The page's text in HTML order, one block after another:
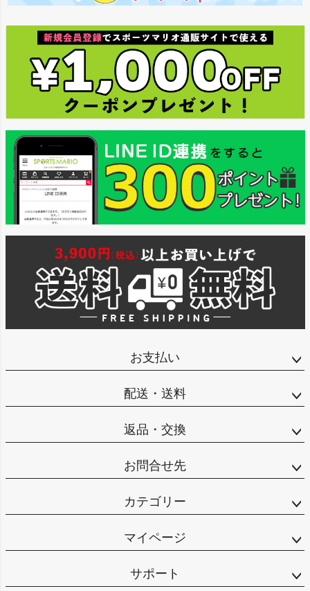
お支払い
配送・送料
返品・交換
お問合せ先
カテゴリー
マイページ
サポート